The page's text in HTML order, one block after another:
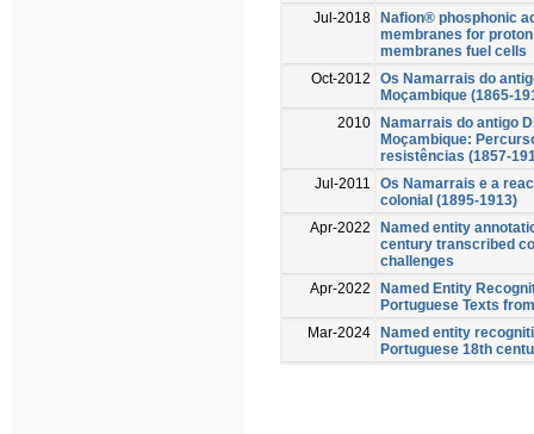
Jul-2018 Nafion® phosphonic
membranes for
membranes fuel cells
Oct-2012
Os Namarrais do
Moçambique (1865-
2010 Namarrais do antigo
Moçambique:
resistências (1857-
Jul-2011
Os Namarrais e a
colonial (1895-1913)
Apr-2022
Named entity
century transcribed
challenges
Apr-2022
Named Entity
Portuguese Texts
Mar-2024 Named entity
Portuguese 18th